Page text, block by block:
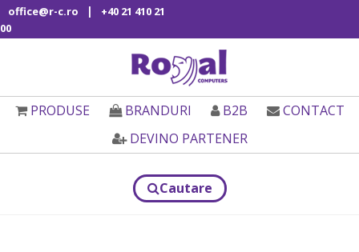
office@r-c.ro |
+40 21 410 21
00
PRODUSE BRANDURI B2B
CONTACT
DEVINO PARTENER
Cautare